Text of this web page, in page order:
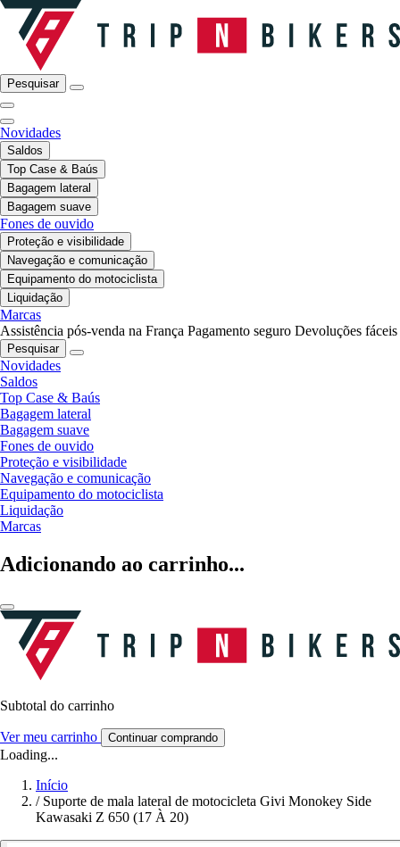
Pesquisar
Novidades
Saldos
Top Case & Baús
Bagagem lateral
Bagagem suave
Fones de ouvido
Proteção e visibilidade
Navegação e comunicação
Equipamento do motociclista
Liquidação
Marcas
Assistência pós-venda na França Pagamento seguro Devoluções fáceis
Pesquisar
Novidades
Saldos
Top Case & Baús
Bagagem lateral
Bagagem suave
Fones de ouvido
Proteção e visibilidade
Navegação e comunicação
Equipamento do motociclista
Liquidação
Marcas
Adicionando ao carrinho...
Subtotal do carrinho
Ver meu carrinho Continuar comprando
Loading...
Início
/ Suporte de mala lateral de motocicleta Givi Monokey Side
Kawasaki Z 650 (17 À 20)